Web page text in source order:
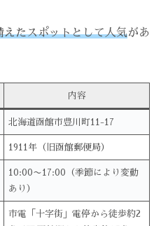
たスポットとして人気があ
内容
北海道函館市豊川町11-17
1911年（旧函館郵便局）
10:00〜17:00（季節により変動
あり）
市電「十字街」電停から徒歩約2